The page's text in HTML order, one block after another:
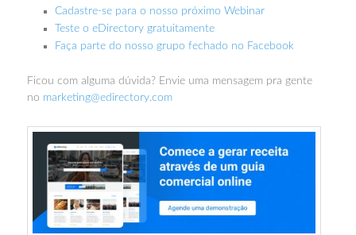
Cadastre-se para o nosso próximo Webinar
Teste o eDirectory gratuitamente
Faça parte do nosso grupo fechado no Facebook
Ficou com alguma dúvida? Envie uma mensagem pra gente
no marketing@edirectory.com